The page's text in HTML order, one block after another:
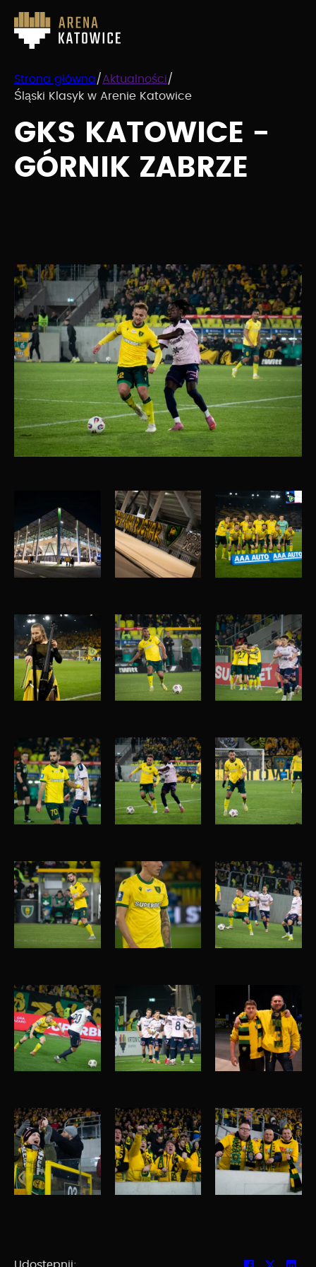
Strona główna/ Aktualności/
Śląski Klasyk w Arenie Katowice
GKS KATOWICE -
GÓRNIK ZABRZE